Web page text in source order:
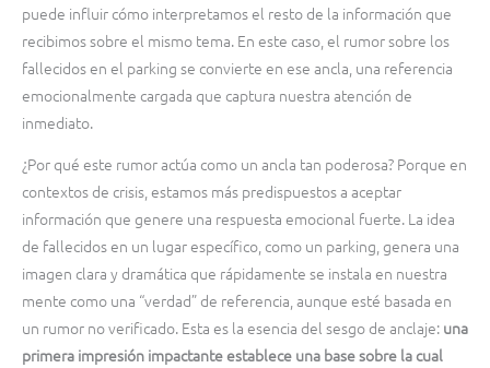
puede influir cómo interpretamos el resto de la información que
recibimos sobre el mismo tema. En este caso, el rumor sobre los
fallecidos en el parking se convierte en ese ancla, una referencia
emocionalmente cargada que captura nuestra atención de
inmediato.
¿Por qué este rumor actúa como un ancla tan poderosa? Porque en
contextos de crisis, estamos más predispuestos a aceptar
información que genere una respuesta emocional fuerte. La idea
de fallecidos en un lugar específico, como un parking, genera una
imagen clara y dramática que rápidamente se instala en nuestra
mente como una “verdad” de referencia, aunque esté basada en
un rumor no verificado. Esta es la esencia del sesgo de anclaje: una
primera impresión impactante establece una base sobre la cual